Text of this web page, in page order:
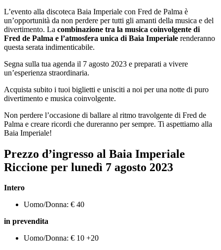
L’evento alla discoteca Baia Imperiale con Fred de Palma è
un’opportunità da non perdere per tutti gli amanti della musica e del
divertimento. La combinazione tra la musica coinvolgente di
Fred de Palma e l’atmosfera unica di Baia Imperiale renderanno
questa serata indimenticabile.
Segna sulla tua agenda il 7 agosto 2023 e preparati a vivere
un’esperienza straordinaria.
Acquista subito i tuoi biglietti e unisciti a noi per una notte di puro
divertimento e musica coinvolgente.
Non perdere l’occasione di ballare al ritmo travolgente di Fred de
Palma e creare ricordi che dureranno per sempre. Ti aspettiamo alla
Baia Imperiale!
Prezzo d’ingresso al Baia Imperiale
Riccione per lunedì 7 agosto 2023
Intero
Uomo/Donna: € 40
in prevendita
Uomo/Donna: € 10 +20